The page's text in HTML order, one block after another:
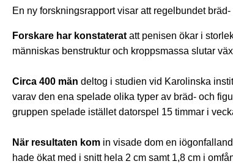
En ny forskningsrapport visar att regelbundet
Forskare har konstaterat att penisen ökar i
människas benstruktur och kroppsmassa slutar
Circa 400 män deltog i studien vid Karolinska
varav den ena spelade olika typer av bräd- och
gruppen spelade istället datorspel 15 timmar i
När resultaten kom in visade dom en
hade ökat med i snitt hela 2 cm samt 1,8 cm i